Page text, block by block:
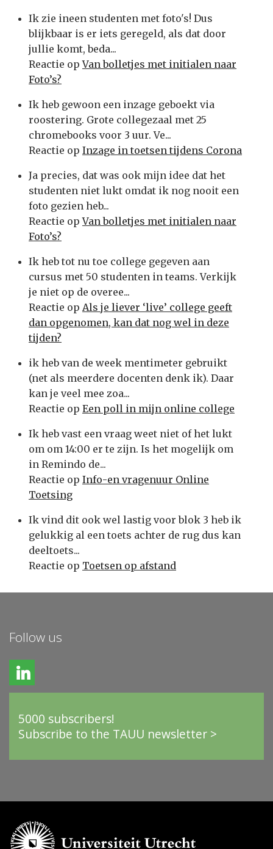
Ik zie ineen studenten met foto's! Dus
blijkbaar is er iets geregeld, als dat door
jullie komt, beda...
Reactie opVan bolletjes met initialen naar
Foto’s?
Ik heb gewoon een inzage geboekt via
roostering. Grote collegezaal met 25
chromebooks voor 3 uur. Ve...
Reactie op Inzage in toetsen tijdens Corona
Ja precies, dat was ook mijn idee dat het
studenten niet lukt omdat ik nog nooit een
foto gezien heb...
Reactie opVan bolletjes met initialen naar
Foto’s?
Ik heb tot nu toe college gegeven aan
cursus met 50 studenten in teams. Verkijk
je niet op de overee...
Reactie op Als je liever ‘live’ college geeft
dan opgenomen, kan dat nog wel in deze
tijden?
ik heb van de week mentimeter gebruikt
(net als meerdere docenten denk ik). Daar
kan je veel mee zoa...
Reactie op Een poll in mijn online college
Ik heb vast een vraag weet niet of het lukt
om om 14:00 er te zijn. Is het mogelijk om
in Remindo de...
Reactie op Info-en vragenuur Online
Toetsing
Ik vind dit ook wel lastig voor blok 3 heb ik
gelukkig al een toets achter de rug dus kan
deeltoets...
Reactie op Toetsen op afstand
Follow us
5000 subscribers!
Subscribe to the TAUU newsletter >